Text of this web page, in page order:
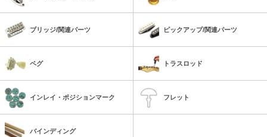
ブリッジ/関連パーツ ピックアップ/関連パーツ
ペグ トラスロッド
インレイ・ポジションマーク フレット
バインディング